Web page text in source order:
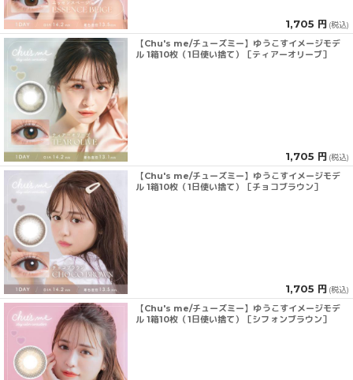
1,705 円 (税込)
【Chu's me/チューズミー】ゆうこすイメージモデ
ル 1箱10枚（1日使い捨て）［ティアーオリーブ］
1,705 円 (税込)
【Chu's me/チューズミー】ゆうこすイメージモデ
ル 1箱10枚（1日使い捨て）［チョコブラウン］
1,705 円 (税込)
【Chu's me/チューズミー】ゆうこすイメージモデ
ル 1箱10枚（1日使い捨て）［シフォンブラウン］